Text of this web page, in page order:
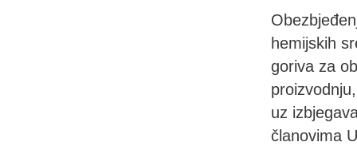
hemijskih
goriva za
uz
članovima